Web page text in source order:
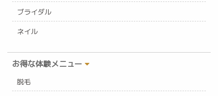
ブライダル
ネイル
お得な体験メニュー
脱毛